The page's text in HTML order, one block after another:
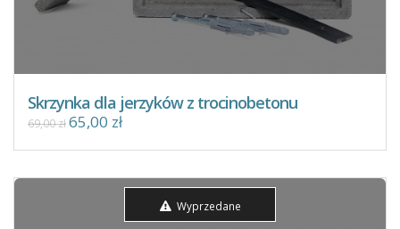
Skrzynka dla jerzyków z trocinobetonu
69,00 zł65,00 zł
Wyprzedane